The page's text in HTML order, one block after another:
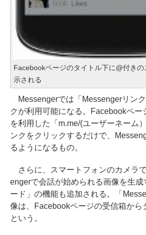
Facebookページのタイトル下に@付き
示される
Messengerでは「Messengerリン
クが利用可能になる。Facebookペー
を利用した「m.me/(ユーザーネーム
ンクをクリックするだけで、
るようになるもの。
さらに、スマートフォンのカメラ
engerで会話が始められる画像を生成
ード」の機能も追加される。「
像は、Facebookページの受信箱から
という。